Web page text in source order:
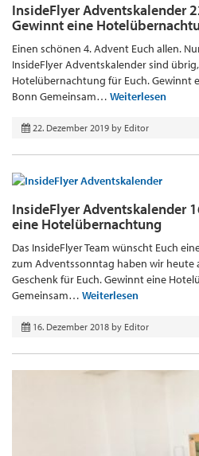
InsideFlyer Adventskalender
Gewinnt eine
Einen schönen 4. Advent Euch allen.
InsideFlyer Adventskalender sind
Hotelübernachtung für Euch. Gewinnt
Bonn Gemeinsam… Weiterlesen
22. Dezember 2019 by Editor
InsideFlyer Adventskalender
eine Hotelübernachtung
Das InsideFlyer Team wünscht Euch
zum Adventssonntag haben wir heute
Geschenk für Euch. Gewinnt eine
Gemeinsam… Weiterlesen
16. Dezember 2018 by Editor